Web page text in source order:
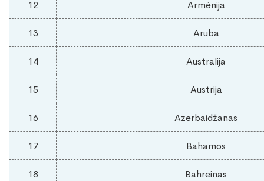
12 Armėnija
13 Aruba
14 Australija
15 Austrija
16 Azerbaidžanas
17 Bahamos
18 Bahreinas